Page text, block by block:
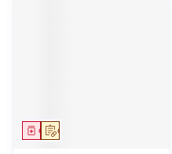
Op voorschrift
Geneesmiddel